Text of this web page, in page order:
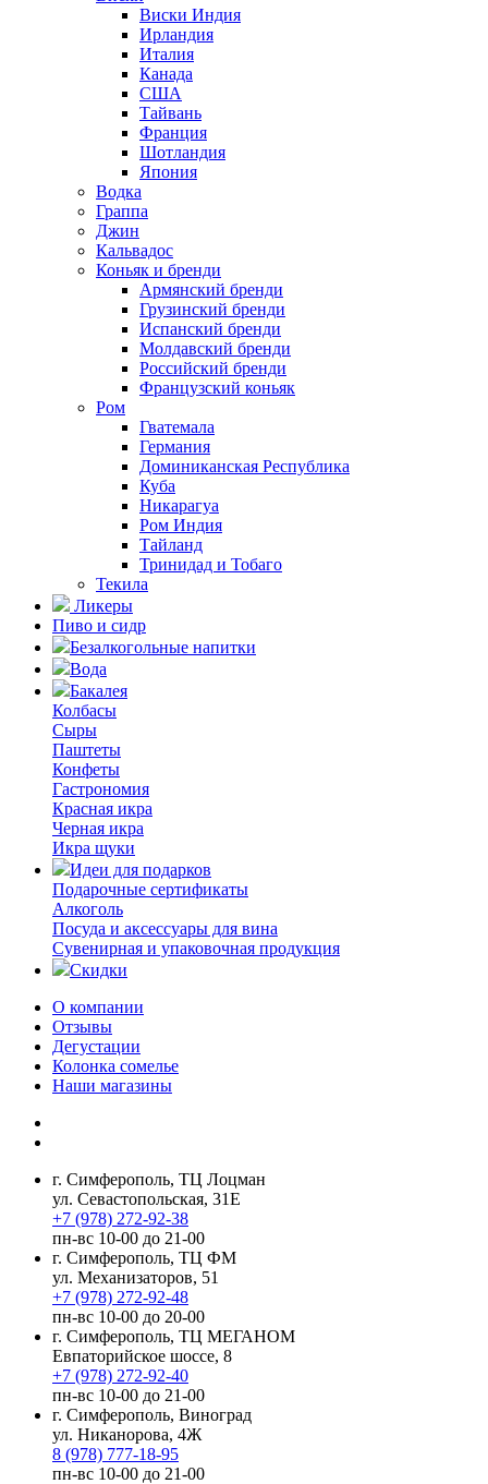
Виски Индия
Ирландия
Италия
Канада
США
Тайвань
Франция
Шотландия
Япония
Водка
Граппа
Джин
Кальвадос
Коньяк и бренди
Армянский бренди
Грузинский бренди
Испанский бренди
Молдавский бренди
Российский бренди
Французский коньяк
Ром
Гватемала
Германия
Доминиканская Республика
Куба
Никарагуа
Ром Индия
Тайланд
Тринидад и Тобаго
Текила
Ликеры
Пиво и сидр
Безалкогольные напитки
Вода
Бакалея
Колбасы
Сыры
Паштеты
Конфеты
Гастрономия
Красная икра
Черная икра
Икра щуки
Идеи для подарков
Подарочные сертификаты
Алкоголь
Посуда и аксессуары для вина
Сувенирная и упаковочная продукция
Скидки
О компании
Отзывы
Дегустации
Колонка сомелье
Наши магазины
г. Симферополь, ТЦ Лоцман
ул. Севастопольская, 31Е
+7 (978) 272-92-38
пн-вс 10-00 до 21-00
г. Симферополь, ТЦ ФМ
ул. Механизаторов, 51
+7 (978) 272-92-48
пн-вс 10-00 до 20-00
г. Симферополь, ТЦ МЕГАНОМ
Евпаторийское шоссе, 8
+7 (978) 272-92-40
пн-вс 10-00 до 21-00
г. Симферополь, Виноград
ул. Никанорова, 4Ж
8 (978) 777-18-95
пн-вс 10-00 до 21-00